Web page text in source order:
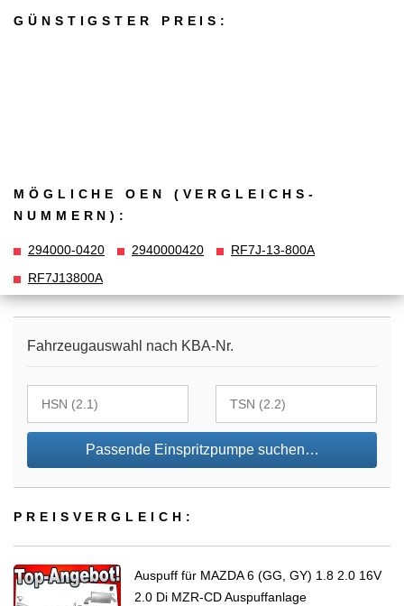
GÜNSTIGSTER PREIS:
MÖGLICHE OEN (VERGLEICHS­
NUMMERN):
294000-0420 2940000420
RF7J-13-800A
RF7J13800A
Fahrzeugauswahl nach KBA-Nr.
Passende Einspritzpumpe suchen…
PREIS­VER­GLEICH:
Auspuff für MAZDA 6 (GG, GY) 1.8 2.0 16V
2.0 Di MZR-CD Auspuffanlage